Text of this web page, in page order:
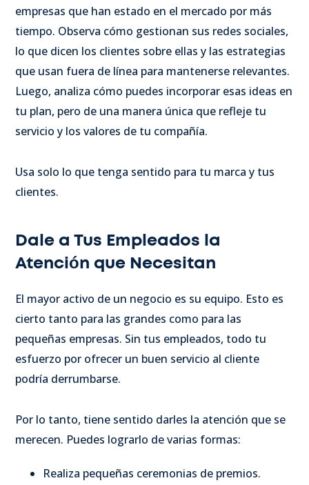
empresas que han estado en el mercado por más
tiempo. Observa cómo gestionan sus redes sociales,
lo que dicen los clientes sobre ellas y las estrategias
que usan fuera de línea para mantenerse relevantes.
Luego, analiza cómo puedes incorporar esas ideas en
tu plan, pero de una manera única que refleje tu
servicio y los valores de tu compañía.
Usa solo lo que tenga sentido para tu marca y tus
clientes.
Dale a Tus Empleados la
Atención que Necesitan
El mayor activo de un negocio es su equipo. Esto es
cierto tanto para las grandes como para las
pequeñas empresas. Sin tus empleados, todo tu
esfuerzo por ofrecer un buen servicio al cliente
podría derrumbarse.
Por lo tanto, tiene sentido darles la atención que se
merecen. Puedes lograrlo de varias formas:
Realiza pequeñas ceremonias de premios.